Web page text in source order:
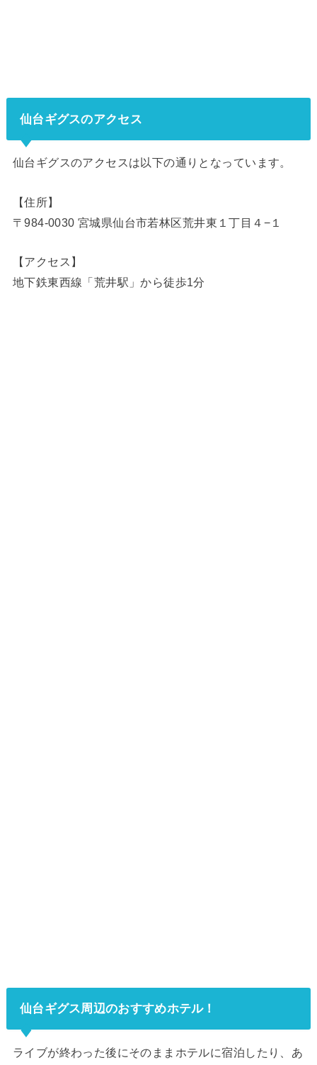
仙台ギグスのアクセス
仙台ギグスのアクセスは以下の通りとなっています。
【住所】
〒984-0030 宮城県仙台市若林区荒井東１丁目４−１
【アクセス】
地下鉄東西線「荒井駅」から徒歩1分
仙台ギグス周辺のおすすめホテル！
ライブが終わった後にそのままホテルに宿泊したり、あ